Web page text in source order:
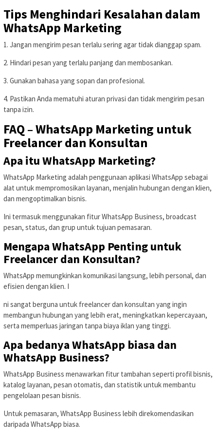
Tips Menghindari Kesalahan dalam
WhatsApp Marketing
1. Jangan mengirim pesan terlalu sering agar tidak dianggap spam.
2. Hindari pesan yang terlalu panjang dan membosankan.
3. Gunakan bahasa yang sopan dan profesional.
4. Pastikan Anda mematuhi aturan privasi dan tidak mengirim pesan
tanpa izin.
FAQ – WhatsApp Marketing untuk
Freelancer dan Konsultan
Apa itu WhatsApp Marketing?
WhatsApp Marketing adalah penggunaan aplikasi WhatsApp sebagai
alat untuk mempromosikan layanan, menjalin hubungan dengan klien,
dan mengoptimalkan bisnis.
Ini termasuk menggunakan fitur WhatsApp Business, broadcast
pesan, status, dan grup untuk tujuan pemasaran.
Mengapa WhatsApp Penting untuk
Freelancer dan Konsultan?
WhatsApp memungkinkan komunikasi langsung, lebih personal, dan
efisien dengan klien. I
ni sangat berguna untuk freelancer dan konsultan yang ingin
membangun hubungan yang lebih erat, meningkatkan kepercayaan,
serta memperluas jaringan tanpa biaya iklan yang tinggi.
Apa bedanya WhatsApp biasa dan
WhatsApp Business?
WhatsApp Business menawarkan fitur tambahan seperti profil bisnis,
katalog layanan, pesan otomatis, dan statistik untuk membantu
pengelolaan pesan bisnis.
Untuk pemasaran, WhatsApp Business lebih direkomendasikan
daripada WhatsApp biasa.